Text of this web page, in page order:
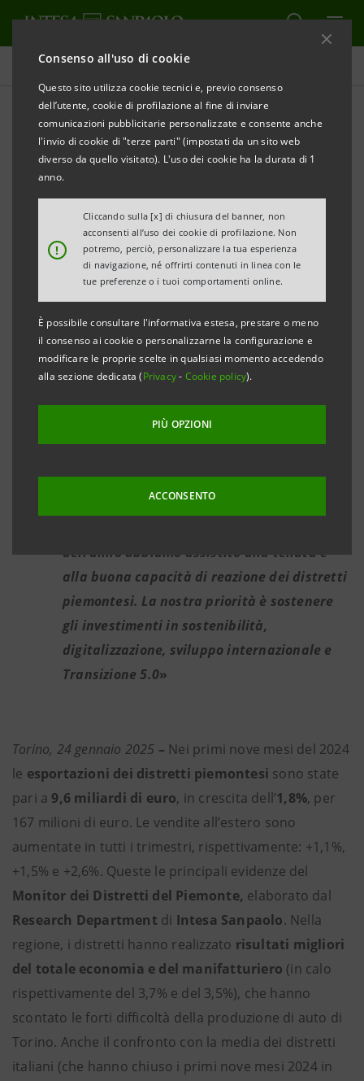
Consenso all'uso di cookie
Questo sito utilizza cookie tecnici e, previo consenso
dell’utente, cookie di profilazione al fine di inviare
comunicazioni pubblicitarie personalizzate e consente anche
l'invio di cookie di "terze parti" (impostati da un sito web
diverso da quello visitato). L'uso dei cookie ha la durata di 1
anno.
!
Cliccando sulla [x] di chiusura del banner, non
acconsenti all’uso dei cookie di profilazione. Non
potremo, perciò, personalizzare la tua esperienza
di navigazione, né offrirti contenuti in linea con le
tue preferenze o i tuoi comportamenti online.
È possibile consultare l'informativa estesa, prestare o meno
il consenso ai cookie o personalizzarne la configurazione e
modificare le proprie scelte in qualsiasi momento accedendo
alla sezione dedicata (Privacy- Cookie policy).
PIÙ OPZIONI
ACCONSENTO
Comunicati stampa
STAMPA AGGIORNA
INTESA SANPAOLO: NEI PRIMI NOVE MESI DEL 2024,
ESPORTAZIONI DEI DISTRETTI PIEMONTESI PARI A
I distretti piemontesi hanno realizzato
performance migliori rispetto al totale
economia, al manifatturiero e alla media
dei distretti italiani, seppure con risultati
Il ritorno a una crescita diffusa dei distretti
si potrà osservare nel corso del 2025,
effetti del rientro dell’inflazione e della
riduzione dei tassi di interesse
Stefano Cappellari, Direttore Regionale
Piemonte Nord, Valle d’Aosta e Sardegna di
dell’anno abbiamo assistito alla tenuta e
alla buona capacità di reazione dei distretti
piemontesi. La nostra priorità è sostenere
gli investimenti in sostenibilità,
digitalizzazione, sviluppo internazionale e
Transizione 5.0»
Torino, 24 gennaio 2025 – Nei primi nove mesi del 2024
le esportazioni dei distretti piemontesi sono state
pari a 9,6 miliardi di euro, in crescita dell’1,8%, per
167 milioni di euro. Le vendite all’estero sono
aumentate in tutti i trimestri, rispettivamente: +1,1%,
+1,5% e +2,6%. Queste le principali evidenze del
Monitor dei Distretti del Piemonte, elaborato dal
Research Department di Intesa Sanpaolo. Nella
regione, i distretti hanno realizzato risultati migliori
del totale economia e del manifatturiero (in calo
rispettivamente del 3,7% e del 3,5%), che hanno
scontato le forti difficoltà della produzione di auto di
Torino. Anche il confronto con la media dei distretti
italiani (che hanno chiuso i primi nove mesi 2024 in